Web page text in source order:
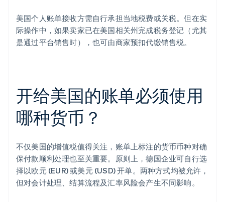
美国个人账单接收方需自行承担当地税费或关税。但在实
际操作中，如果卖家已在美国相关州完成税务登记（尤其
是通过平台销售时），也可由商家预扣代缴销售税。
开给美国的账单必须使用
哪种货币？
不仅美国的增值税值得关注，账单上标注的货币币种对确
保付款顺利处理也至关重要。原则上，德国企业可自行选
择以欧元 (EUR) 或美元 (USD) 开单。两种方式均被允许，
但对会计处理、结算流程及汇率风险会产生不同影响。